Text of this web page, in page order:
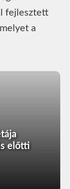
fejlesztett
a
előtti